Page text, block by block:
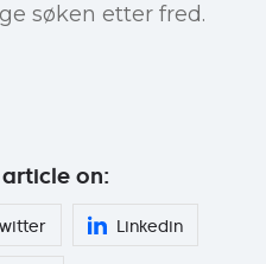
søken etter fred.
on:
Linkedin